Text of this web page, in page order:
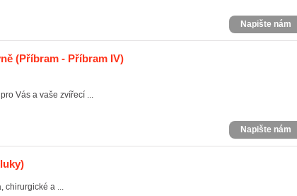
Napište nám
(Příbram - Příbram IV)
Vás a vaše zvířecí ...
Napište nám
chirurgické a ...